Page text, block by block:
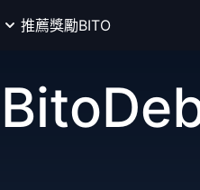
推薦獎勵BITO